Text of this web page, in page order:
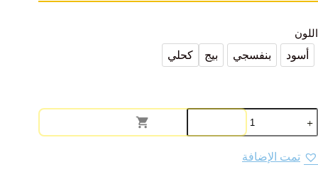
اللون
أسود بنفسجي بيج كحلي
كمية
مطرة
ماء
بلاستيك
موديل
تمت الإضافة